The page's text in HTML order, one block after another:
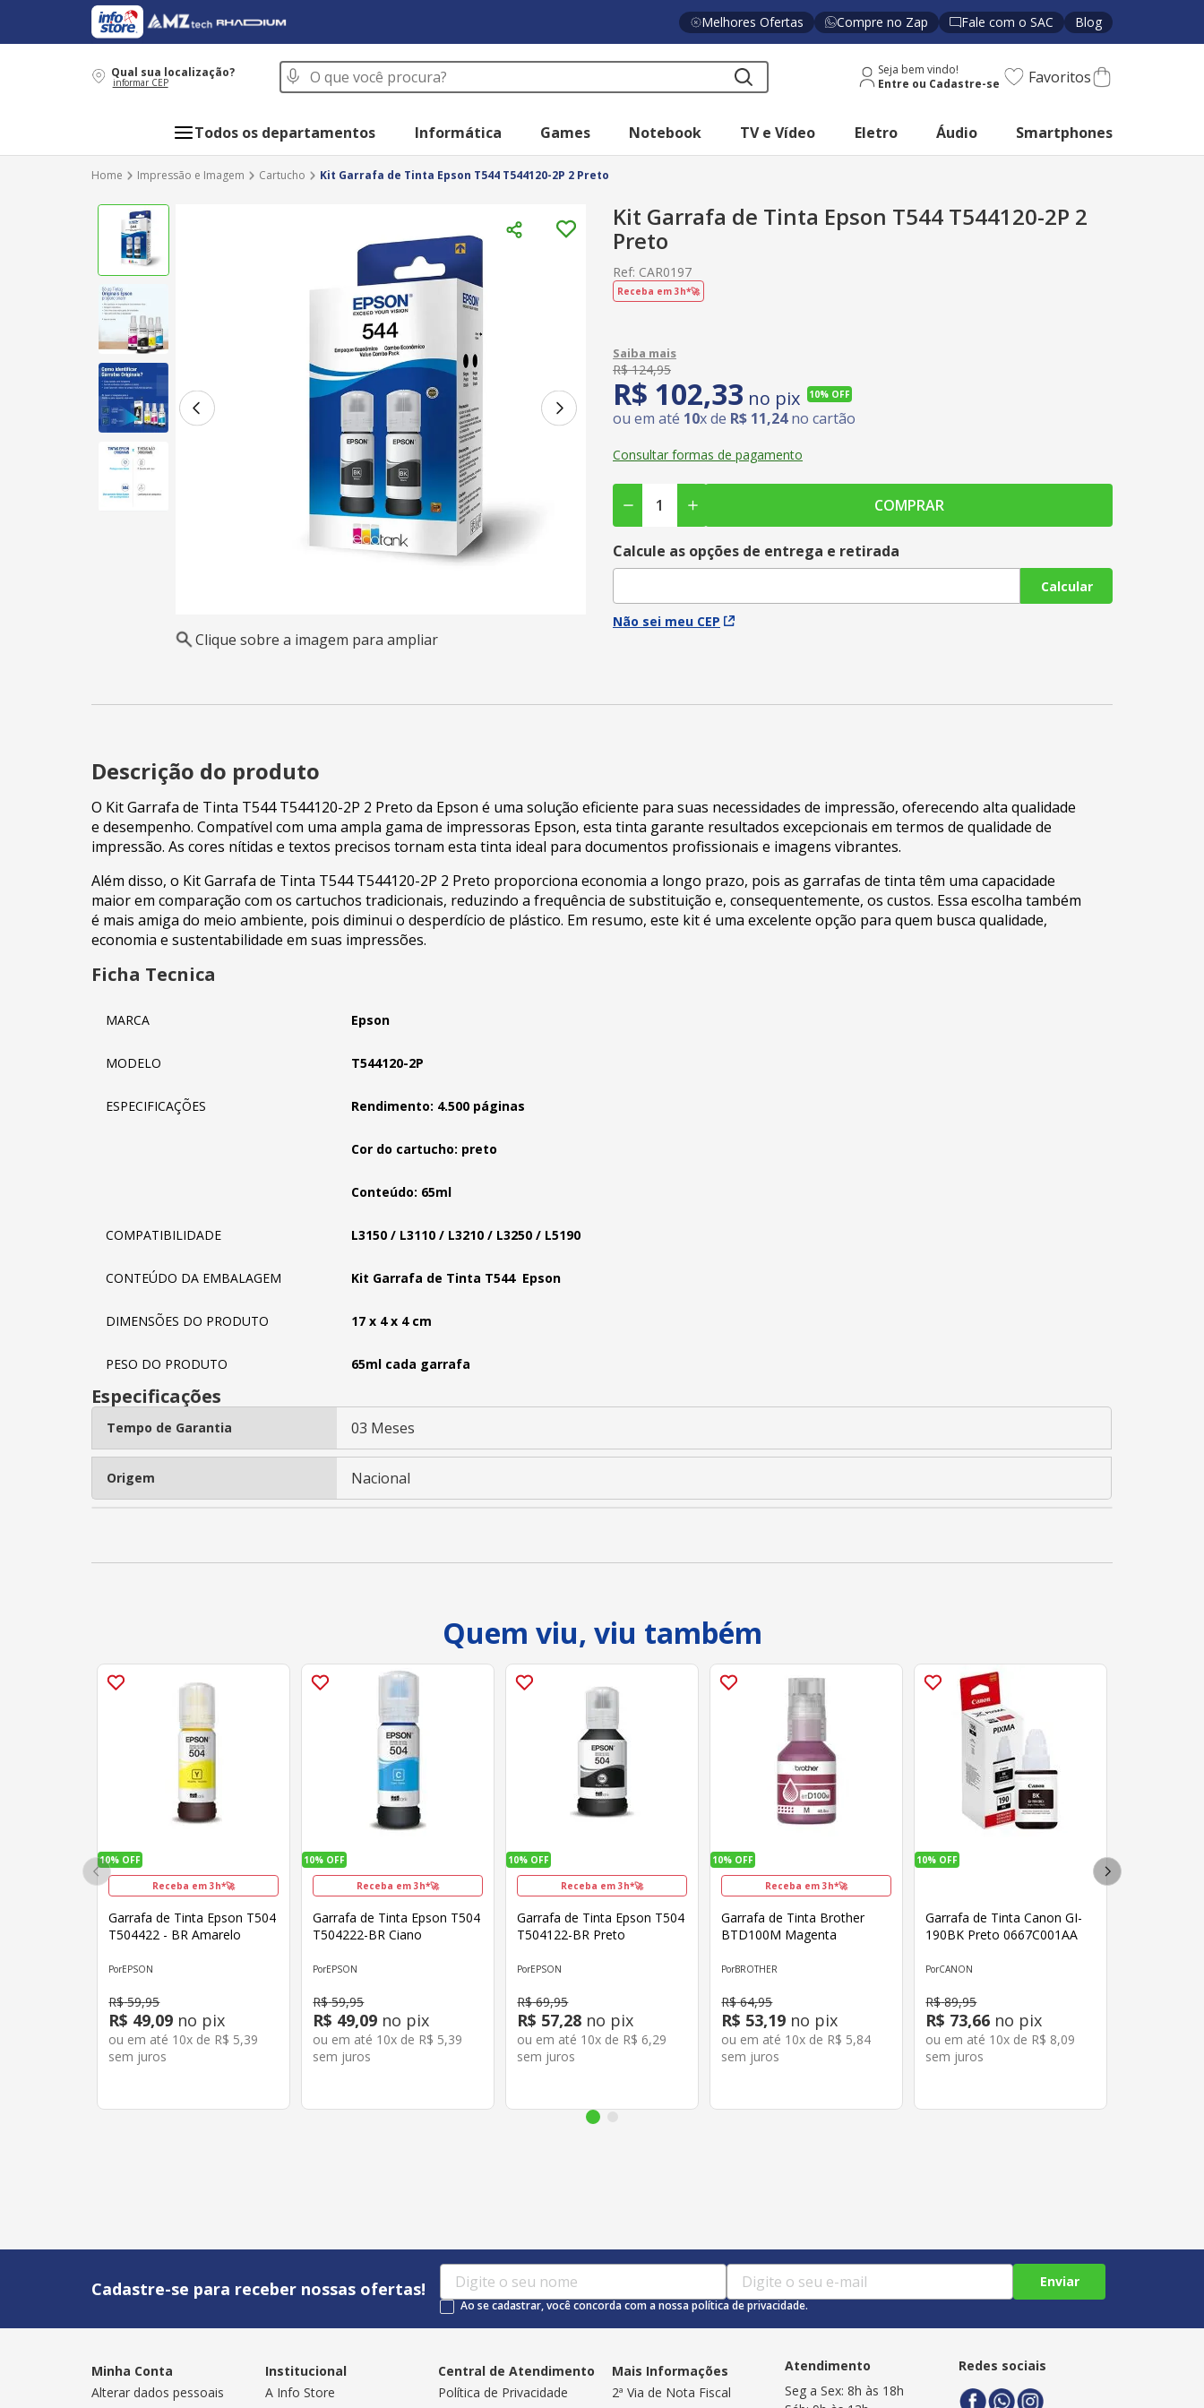
Melhores Ofertas Compre no Zap Fale com o SAC Blog
Qual sua localização?
informar CEP
O que você procura? Seja bem vindo! Favoritos
Todos os departamentos Informática Games Notebook TV e Vídeo Eletro Áudio Smartphones
Impressão e Imagem Cartucho Kit Garrafa de Tinta Epson T544 T544120-2P 2 Preto
Clique sobre a imagem para ampliar
Kit Garrafa de Tinta Epson T544 T544120-2P 2
Preto
Ref: CAR0197
Receba em 3h*🚀
R$ 124,95
R$ 102,33 no pix 10% OFF
ou em até 10x de R$ 11,24no cartão
Consultar formas de pagamento
COMPRAR
Calcule as opções de entrega e retirada
Calcular
Não sei meu CEP
Descrição do produto
O Kit Garrafa de Tinta T544 T544120-2P 2 Preto da Epson é uma solução eficiente para suas necessidades de impressão, oferecendo alta qualidade
e desempenho. Compatível com uma ampla gama de impressoras Epson, esta tinta garante resultados excepcionais em termos de qualidade de
impressão. As cores nítidas e textos precisos tornam esta tinta ideal para documentos profissionais e imagens vibrantes.
Além disso, o Kit Garrafa de Tinta T544 T544120-2P 2 Preto proporciona economia a longo prazo, pois as garrafas de tinta têm uma capacidade
maior em comparação com os cartuchos tradicionais, reduzindo a frequência de substituição e, consequentemente, os custos. Essa escolha também
é mais amiga do meio ambiente, pois diminui o desperdício de plástico. Em resumo, este kit é uma excelente opção para quem busca qualidade,
economia e sustentabilidade em suas impressões.
Ficha Tecnica
MARCA Epson
MODELO T544120-2P
ESPECIFICAÇÕES Rendimento: 4.500 páginas
Cor do cartucho: preto
Conteúdo: 65ml
COMPATIBILIDADE L3150 / L3110 / L3210 / L3250 / L5190
CONTEÚDO DA EMBALAGEM Kit Garrafa de Tinta T544 Epson
DIMENSÕES DO PRODUTO 17 x 4 x 4 cm
PESO DO PRODUTO 65ml cada garrafa
Especificações
Tempo de Garantia 03 Meses
Origem Nacional
Quem viu, viu também
10% OFF
Receba em 3h*🚀
Garrafa de Tinta Epson T504
T504422 - BR Amarelo
EPSON
R$ 59,95
R$ 49,09 no pix
ou em até 10x de R$ 5,39
sem juros
10% OFF
Receba em 3h*🚀
Garrafa de Tinta Epson T504
T504222-BR Ciano
EPSON
R$ 59,95
R$ 49,09 no pix
ou em até 10x de R$ 5,39
sem juros
10% OFF
Receba em 3h*🚀
Garrafa de Tinta Epson T504
T504122-BR Preto
EPSON
R$ 69,95
R$ 57,28 no pix
ou em até 10x de R$ 6,29
sem juros
10% OFF
Receba em 3h*🚀
Garrafa de Tinta Brother
BTD100M Magenta
BROTHER
R$ 64,95
R$ 53,19 no pix
ou em até 10x de R$ 5,84
sem juros
10% OFF
Garrafa de Tinta Canon GI-
190BK Preto 0667C001AA
CANON
R$ 89,95
R$ 73,66 no pix
ou em até 10x de R$ 8,09
sem juros
Cadastre-se para receber nossas ofertas! Enviar
Ao se cadastrar, você concorda com a nossa política de privacidade.
Minha Conta
Alterar dados pessoais
Institucional
A Info Store
Central de Atendimento
Política de Privacidade
Mais Informações
2ª Via de Nota Fiscal
Atendimento
Seg a Sex: 8h às 18h
Redes sociais